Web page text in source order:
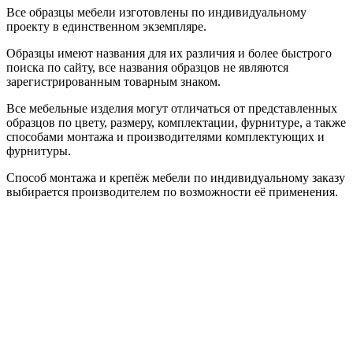
Все образцы мебели изготовлены по индивидуальному
проекту в единственном экземпляре.
Образцы имеют названия для их различия и более быстрого
поиска по сайту, все названия образцов не являются
зарегистрированным товарным знаком.
Все мебельные изделия могут отличаться от представленных
образцов по цвету, размеру, комплектации, фурнитуре, а также
способами монтажа и производителями комплектующих и
фурнитуры.
Способ монтажа и крепёж мебели по индивидуальному заказу
выбирается производителем по возможности её применения.